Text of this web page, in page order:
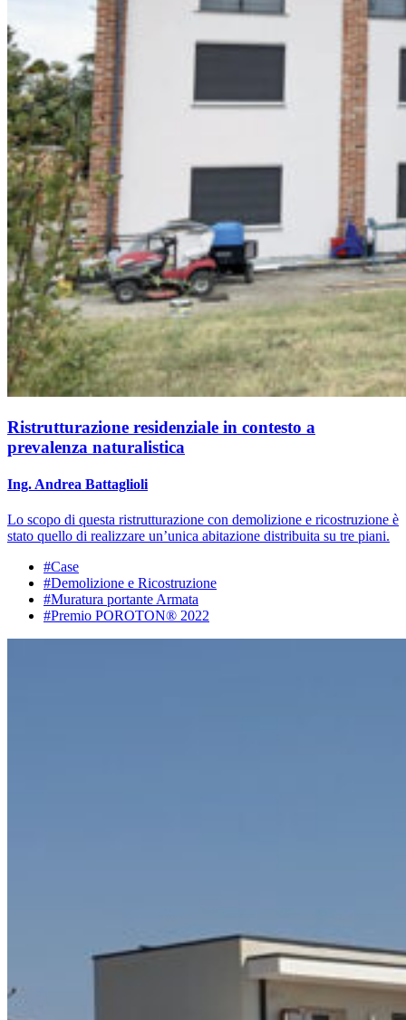
Ristrutturazione residenziale in contesto a
prevalenza naturalistica
Ing. Andrea Battaglioli
Lo scopo di questa ristrutturazione con demolizione e ricostruzione è
stato quello di realizzare un’unica abitazione distribuita su tre piani.
#Case
#Demolizione e Ricostruzione
#Muratura portante Armata
#Premio POROTON® 2022